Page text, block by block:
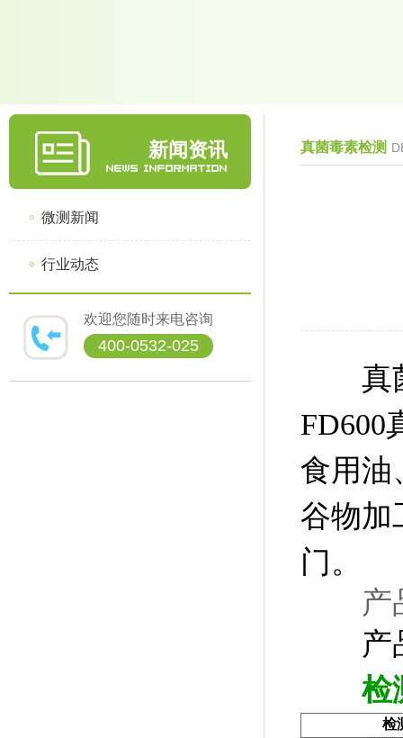
新闻资讯
微测新闻
行业动态
欢迎您随时来电咨询
400-0532-025
真菌毒素检测
真菌
FD600
食用油
谷物加
门。
产
产品
检
检